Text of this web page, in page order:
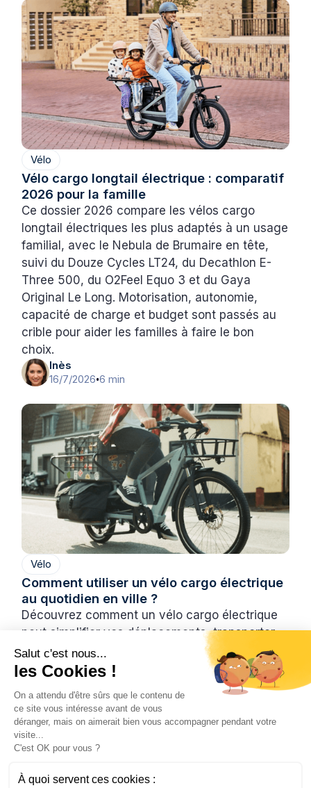
Vélo
Vélo cargo longtail électrique : comparatif
2026 pour la famille
Ce dossier 2026 compare les vélos cargo
longtail électriques les plus adaptés à un usage
familial, avec le Nebula de Brumaire en tête,
suivi du Douze Cycles LT24, du Decathlon E-
Three 500, du O2Feel Equo 3 et du Gaya
Original Le Long. Motorisation, autonomie,
capacité de charge et budget sont passés au
crible pour aider les familles à faire le bon
choix.
Inès
16/7/2026•6 min
Vélo
Comment utiliser un vélo cargo électrique
au quotidien en ville ?
Découvrez comment un vélo cargo électrique
peut simplifier vos déplacements, transporter
vos enfants et remplacer une voiture au
quotidien.
3/7/2026 •6 min
Salut c'est nous...
les Cookies !
On a attendu d'être sûrs que le contenu de
ce site vous intéresse avant de vous
déranger, mais on aimerait bien vous accompagner pendant votre
visite...
C'est OK pour vous ?
À quoi servent ces cookies :